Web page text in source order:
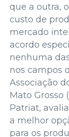
que a outra,
custo de
mercado
acordo
nenhuma
nos campos
Associação
Mato Grosso
Patriat,
a melhor
para os